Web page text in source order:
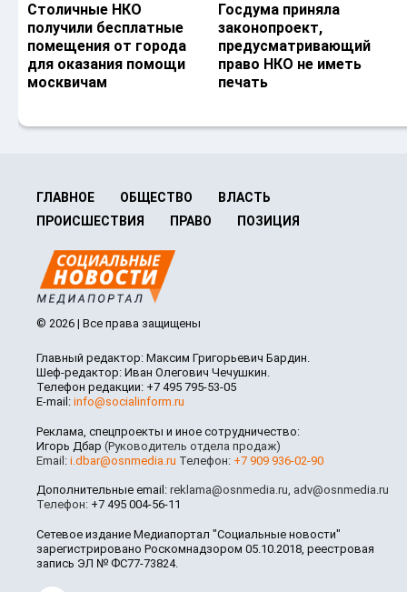
Столичные НКО
получили бесплатные
помещения от города
для оказания помощи
москвичам
Госдума приняла
законопроект,
предусматривающий
право НКО не иметь
печать
ГЛАВНОЕ ОБЩЕСТВО
ВЛАСТЬ
ПРОИСШЕСТВИЯ
ПРАВО ПОЗИЦИЯ
© 2026 | Все права защищены
Главный редактор: Максим Григорьевич Бардин.
Шеф-редактор: Иван Олегович Чечушкин.
Телефон редакции: +7 495 795-53-05
E-mail: info@socialinform.ru
Реклама, спецпроекты и иное сотрудничество:
Игорь Дбар (Руководитель отдела продаж)
Email: i.dbar@osnmedia.ru Телефон: +7 909 936-02-90
Дополнительные email: reklama@osnmedia.ru, adv@osnmedia.ru
Телефон: +7 495 004-56-11
Сетевое издание Медиапортал "Социальные новости"
зарегистрировано Роскомнадзором 05.10.2018, реестровая
запись ЭЛ № ФС77-73824.